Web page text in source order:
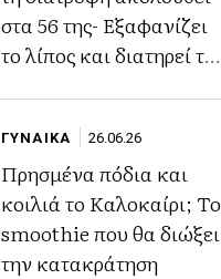
στα 56 της- Εξαφανίζει
το λίπος και διατηρεί τη
ΓΥΝΑΙΚΑ 26.06.26
Πρησμένα πόδια και
κοιλιά το Καλοκαίρι; Το
smoothie που θα διώξει
την κατακράτηση